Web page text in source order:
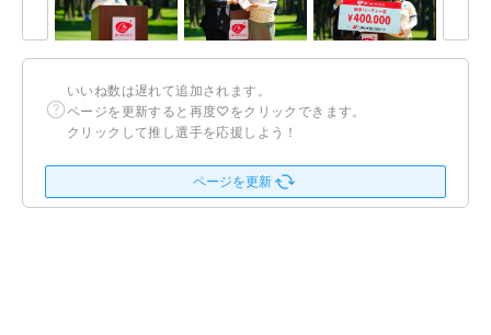
いいね数は遅れて追加されます。
ページを更新すると再度♡をクリックできます。
クリックして推し選手を応援しよう！
ページを更新